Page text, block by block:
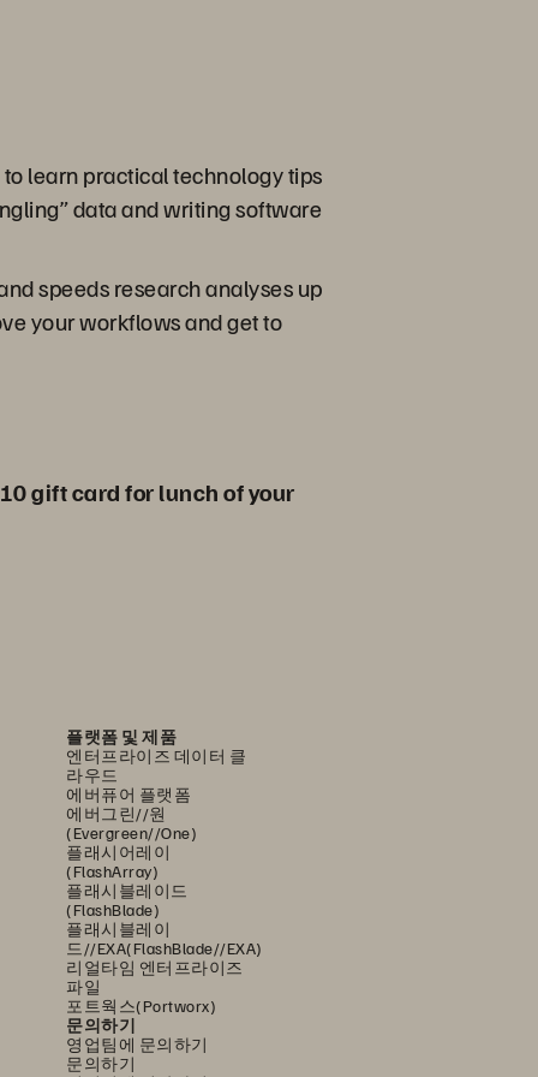
to learn practical technology tips
data and writing software
speeds research analyses up
your workflows and get to
gift card for lunch of your
플랫폼 및 제품
엔터프라이즈 데이터 클
라우드
에버퓨어 플랫폼
에버그린//원
(Evergreen//One)
플래시어레이
(FlashArray)
플래시블레이드
(FlashBlade)
플래시블레이
드//EXA(FlashBlade//EXA)
리얼타임 엔터프라이즈
파일
포트웍스(Portworx)
문의하기
영업팀에 문의하기
문의하기